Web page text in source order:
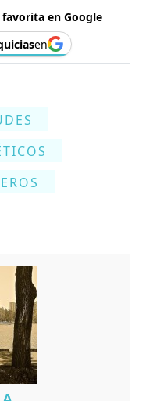
en Google
en